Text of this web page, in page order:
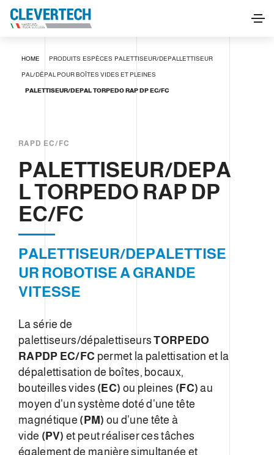
HOME PRODUITS ESPÈCES PALETTISEUR/DEPALLETTISEUR
PAL/DÉPAL POUR BOÎTES VIDES ET PLEINES
PALETTISEUR/DEPAL TORPEDO RAP DP EC/FC
RAPD EC/FC
PALETTISEUR/DEPA
L TORPEDO RAP DP
EC/FC
PALETTISEUR/DEPALETTISE
UR ROBOTISE A GRANDE
VITESSE
La série de
palettiseurs/dépalettiseursTORPEDO
RAPDP EC/FC permet la palettisation et la
dépalettisation de boîtes, bocaux,
bouteilles vides (EC) ou pleines (FC)au
moyen d'un système doté d'une tête
magnétique (PM) ou d'une tête à
vide (PV) et peut réaliser ces tâches
également de manière simultanée et
PALETTISEUR/DEPAL TORPEDO RAP DP EC/FC
DEMANDE D'INFORMATIONS